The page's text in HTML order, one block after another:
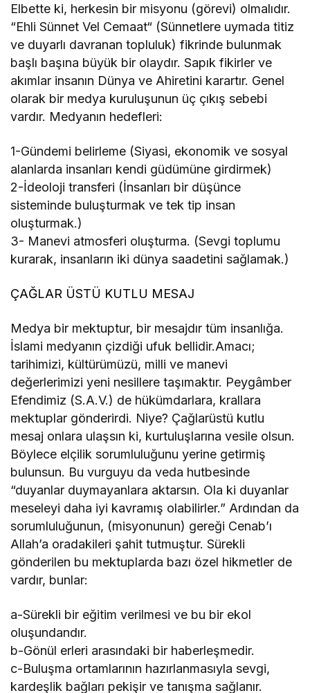
Elbette ki, herkesin bir misyonu (görevi) olmalıdır.
“Ehli Sünnet Vel Cemaat“ (Sünnetlere uymada titiz
ve duyarlı davranan topluluk) fikrinde bulunmak
başlı başına büyük bir olaydır. Sapık fikirler ve
akımlar insanın Dünya ve Ahiretini karartır. Genel
olarak bir medya kuruluşunun üç çıkış sebebi
vardır. Medyanın hedefleri:
1-Gündemi belirleme (Siyasi, ekonomik ve sosyal
alanlarda insanları kendi güdümüne girdirmek)
2-İdeoloji transferi (İnsanları bir düşünce
sisteminde buluşturmak ve tek tip insan
oluşturmak.)
3- Manevi atmosferi oluşturma. (Sevgi toplumu
kurarak, insanların iki dünya saadetini sağlamak.)
ÇAĞLAR ÜSTÜ KUTLU MESAJ
Medya bir mektuptur, bir mesajdır tüm insanlığa.
İslami medyanın çizdiği ufuk bellidir.Amacı;
tarihimizi, kültürümüzü, milli ve manevi
değerlerimizi yeni nesillere taşımaktır. Peygâmber
Efendimiz (S.A.V.) de hükümdarlara, krallara
mektuplar gönderirdi. Niye? Çağlarüstü kutlu
mesaj onlara ulaşsın ki, kurtuluşlarına vesile olsun.
Böylece elçilik sorumluluğunu yerine getirmiş
bulunsun. Bu vurguyu da veda hutbesinde
“duyanlar duymayanlara aktarsın. Ola ki duyanlar
meseleyi daha iyi kavramış olabilirler.” Ardından da
sorumluluğunun, (misyonunun) gereği Cenab’ı
Allah’a oradakileri şahit tutmuştur. Sürekli
gönderilen bu mektuplarda bazı özel hikmetler de
vardır, bunlar:
a-Sürekli bir eğitim verilmesi ve bu bir ekol
oluşundandır.
b-Gönül erleri arasındaki bir haberleşmedir.
c-Buluşma ortamlarının hazırlanmasıyla sevgi,
kardeşlik bağları pekişir ve tanışma sağlanır.